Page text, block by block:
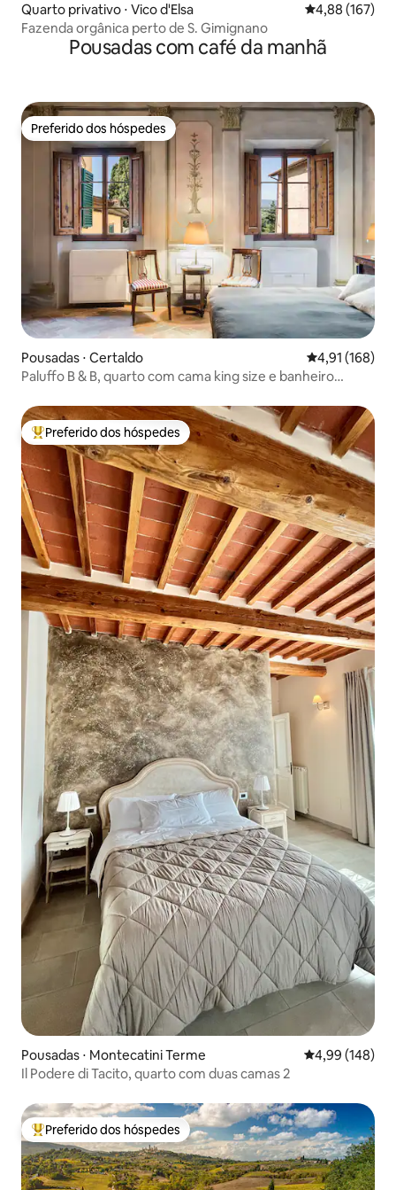
Quarto privativo ⋅ Vico d'Elsa 4,88 de uma
4,88 (167)
Fazenda orgânica perto de S. Gimignano
Pousadas com café da manhã
Preferido dos hóspedes
Preferido dos hóspedes
Pousadas ⋅ Certaldo 4,91 de uma
4,91 (168)
Paluffo B & B, quarto com cama king size e banheiro
Entre os melhores preferidos dos hóspedes
Preferido dos hóspedes
Pousadas ⋅ Montecatini Terme 4,99 de uma
4,99 (148)
Il Podere di Tacito, quarto com duas camas 2
Entre os melhores preferidos dos hóspedes
Preferido dos hóspedes